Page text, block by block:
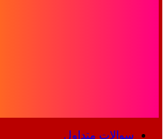
سوالات متداول